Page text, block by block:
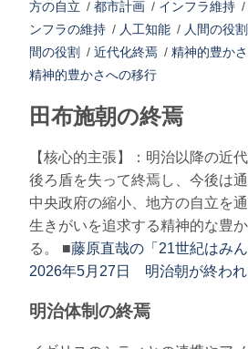
方の自立 / 都市計画 / インフラ維持 /
ンフラの維持 / 人工知能 / 人間の役割
間の役割
/ 近代化終焉 / 精神的豊かさ
精神的豊かさへの移行
田布施朝の終焉
【核心的主張】：明治以降の近
後ろ盾を失って終焉し、今後は
中央政府の縮小、地方の自立を
生きがいを追求する精神的な豊
る。 ■藤原直哉の「21世紀はみ
2026年5月27日 明治朝が終われ
明治体制の終焉